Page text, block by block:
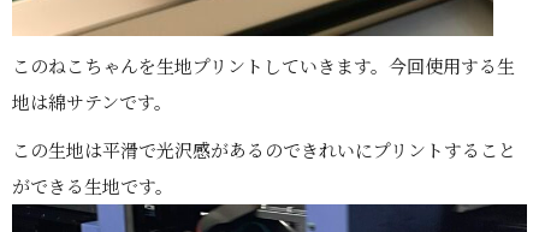
このねこちゃんを生地プリントしていきます。今回使用する生
地は綿サテンです。
この生地は平滑で光沢感があるのできれいにプリントすること
ができる生地です。